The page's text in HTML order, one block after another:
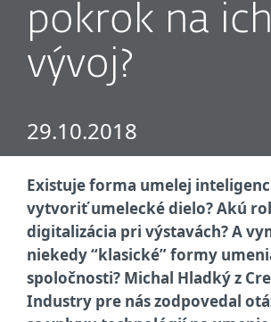
pokrok na ich
vývoj?
29.10.2018
Existuje forma umelej
vytvoriť umelecké dielo? Akú
digitalizácia pri výstavách? A
niekedy “klasické” formy
spoločnosti? Michal Hladký z
Industry pre nás zodpovedal